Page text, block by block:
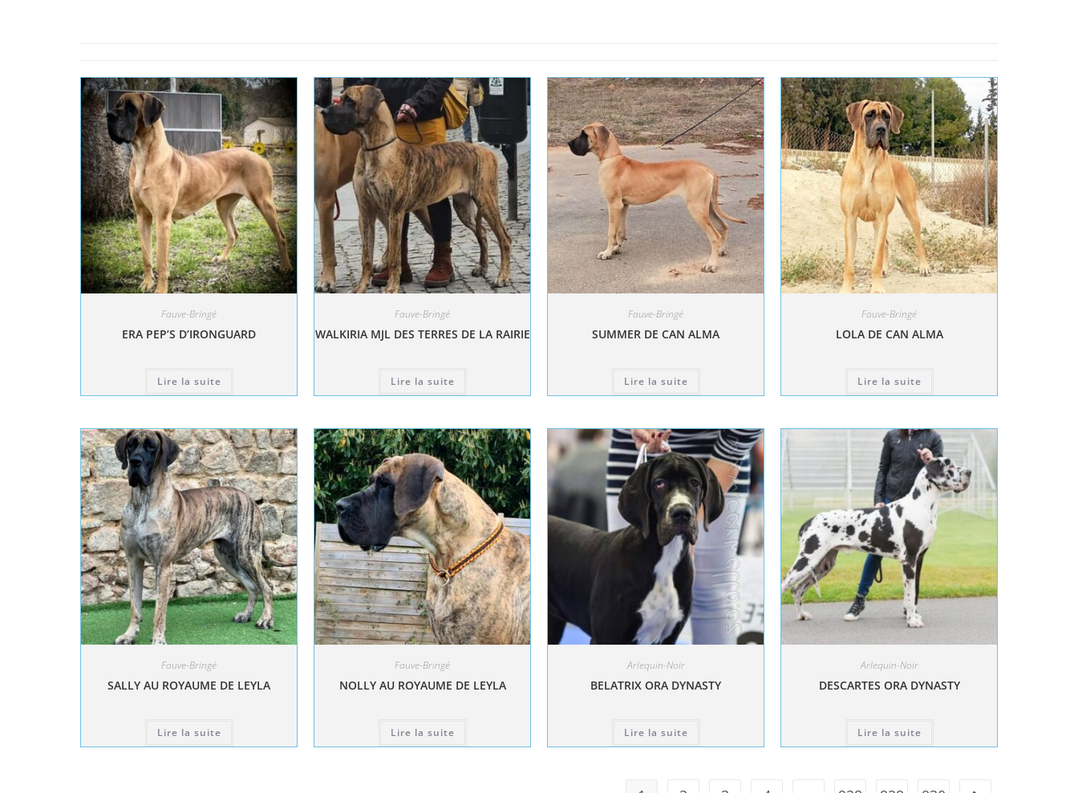
Fauve-Bringé
ERA PEP’S D’IRONGUARD
Lire la suite
Fauve-Bringé
WALKIRIA MJL DES TERRES DE LA RAIRIE
Lire la suite
Fauve-Bringé
SUMMER DE CAN ALMA
Lire la suite
Fauve-Bringé
LOLA DE CAN ALMA
Lire la suite
Fauve-Bringé
SALLY AU ROYAUME DE LEYLA
Lire la suite
Fauve-Bringé
NOLLY AU ROYAUME DE LEYLA
Lire la suite
Arlequin-Noir
BELATRIX ORA DYNASTY
Lire la suite
Arlequin-Noir
DESCARTES ORA DYNASTY
Lire la suite